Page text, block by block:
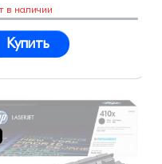
в наличии
Купить